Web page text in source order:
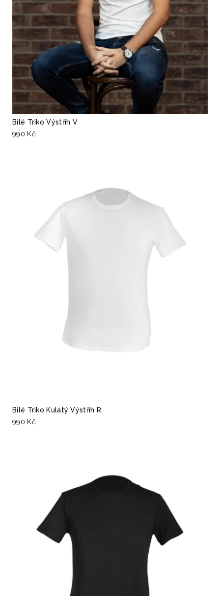
Bílé Triko Výstřih V
990 Kč
Bílé Triko Kulatý Výstřih R
990 Kč